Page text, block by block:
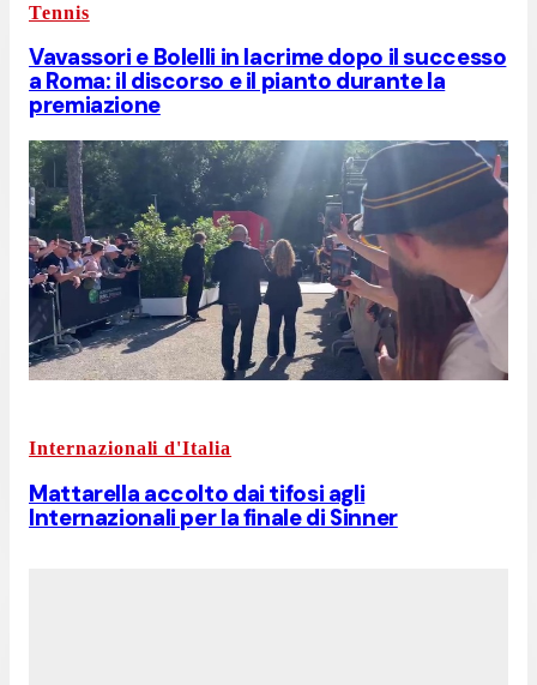
Tennis
Vavassori e Bolelli in lacrime dopo il successo
a Roma: il discorso e il pianto durante la
premiazione
Internazionali d'Italia
Mattarella accolto dai tifosi agli
Internazionali per la finale di Sinner